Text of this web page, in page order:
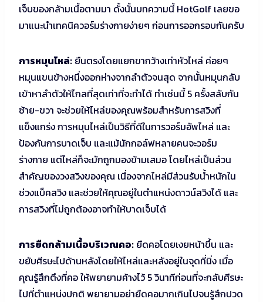
เจ็บของกล้ามเนื้อตามมา ดั้งนั้นบทความนี้ HotGolf เลยขอ
มาแนะนำเทคนิควอร์มร่างกายง่ายๆ ก่อนการออกรอบกันครับ
การหมุนไหล่: ยืนตรงโดยแยกขากว้างเท่าหัวไหล่ ค่อยๆ
หมุนแขนข้างหนึ่งออกห่างจากลำตัวจนสุด จากนั้นหมุนกลับ
เข้าหาลำตัวให้ไกลที่สุดเท่าที่จะทำได้ ทำเช่นนี้ 5 ครั้งสลับกัน
ซ้าย-ขวา จะช่วยให้ไหล่ของคุณพร้อมสำหรับการสวิงที่
แข็งแกร่ง การหมุนไหล่เป็นวิธีที่ดีในการวอร์มอัพไหล่ และ
ป้องกันการบาดเจ็บ และแม้นักกอล์ฟหลายคนจะวอร์ม
ร่างกาย แต่ไหล่ก็จะมักถูกมองข้ามเสมอ โดยไหล่เป็นส่วน
สำคัญของวงสวิงของคุณ เนื่องจากไหล่มีส่วนรับน้ำหนักใน
ช่วงแบ็คสวิง และช่วยให้คุณอยู่ในตำแหน่งดาวน์สวิงได้ และ
การสวิงที่ไม่ถูกต้องอาจทำให้บาดเจ็บได้
การยืดกล้ามเนื้อบริเวณคอ: ยืดคอโดยเงยหน้าขึ้น และ
ขยับศีรษะไปด้านหลังโดยให้ไหล่และหลังอยู่ในจุดที่นิ่ง เมื่อ
คุณรู้สึกตึงที่คอ ให้พยายามค้างไว้ 5 วินาทีก่อนที่จะกลับศีรษะ
ไปที่ตำแหน่งปกติ พยายามอย่ายืดคอมากเกินไปจนรู้สึกปวด